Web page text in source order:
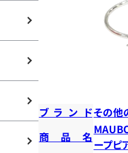
ブランドその他
商品名
ープピ